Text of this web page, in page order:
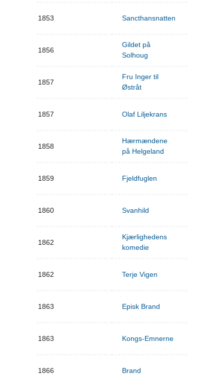
1853 Sancthansnatten
1856
Gildet på
Solhoug
1857
Fru Inger til
Østråt
1857 Olaf Liljekrans
1858
Hærmændene
på Helgeland
1859 Fjeldfuglen
1860 Svanhild
1862
Kjærlighedens
komedie
1862 Terje Vigen
1863 Episk Brand
1863 Kongs-Emnerne
1866 Brand